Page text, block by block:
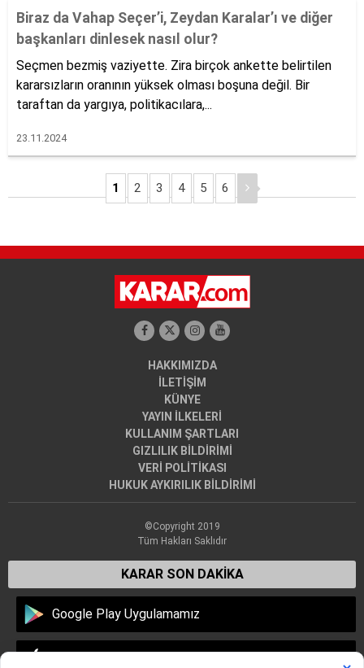
Biraz da Vahap Seçer’i, Zeydan Karalar’ı ve diğer
başkanları dinlesek nasıl olur?
Seçmen bezmiş vaziyette. Zira birçok ankette belirtilen
kararsızların oranının yüksek olması boşuna değil. Bir
taraftan da yargıya, politikacılara,...
23.11.2024
1 2 3 4 5 6
HAKKIMIZDA
İLETİŞİM
KÜNYE
YAYIN İLKELERİ
KULLANIM ŞARTLARI
GIZLILIK BİLDİRİMİ
VERİ POLİTİKASI
HUKUK AYKIRILIK BİLDİRİMİ
©Copyright 2019
Tüm Hakları Saklıdır
KARAR SON DAKİKA
Google Play Uygulamamız
Apple Store Uygulamamız